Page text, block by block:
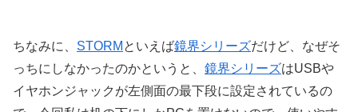
ちなみに、 STORM といえば鏡界シリーズだけど、なぜそ
っちにしなかったのかというと、 鏡界シリーズはUSBや
イヤホンジャックが左側面の最下段に設定されているの